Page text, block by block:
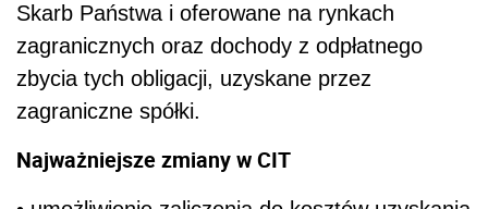
Skarb Państwa i oferowane na rynkach
zagranicznych oraz dochody z odpłatnego
zbycia tych obligacji, uzyskane przez
zagraniczne spółki.
Najważniejsze zmiany w CIT